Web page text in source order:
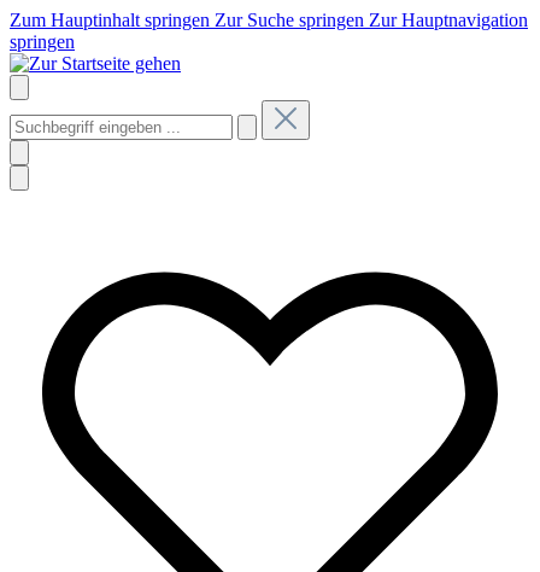
Zum Hauptinhalt springen Zur Suche springen Zur Hauptnavigation
springen